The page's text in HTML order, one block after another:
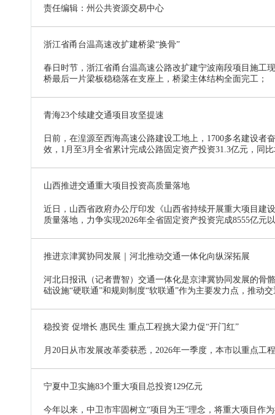
责任编辑：州公共资源交易中心
浙江省甬台温高速改扩建桥梁“换骨”
春日时节，浙江省甬台温高速公路改扩建宁波南段项目施工
桥最后一片梁板稳稳落在支座上，桥梁主体结构全面完工；
青海23个续建交通项目攻坚提速
日前，在湟源至西海高速公路建设工地上，1700多名建设
效，1月至3月全省累计完成公路固定资产投资31.3亿元，同
山西推进交通重大项目投资高质量落地
近日，山西省政府办公厅印发《山西省持续开展重大项目建
质量落地，力争实现2026年全省固定资产投资完成8555亿
推进京津冀协同发展｜河北推动交通一体化向纵深拓展
河北日报讯（记者曹智）交通一体化是京津冀协同发展的骨
础设施“硬联通”和规则制度“软联通”作为主要发力点，推动
稳投资 促增长 惠民生 重点工程挑大梁力促“开门红”
月20日从市发展改革委获悉，2026年一季度，本市以重点
宁夏中卫实施83个重大项目总投资129亿元
今年以来，中卫市牢固树立“项目为王”理念，将重大项目作